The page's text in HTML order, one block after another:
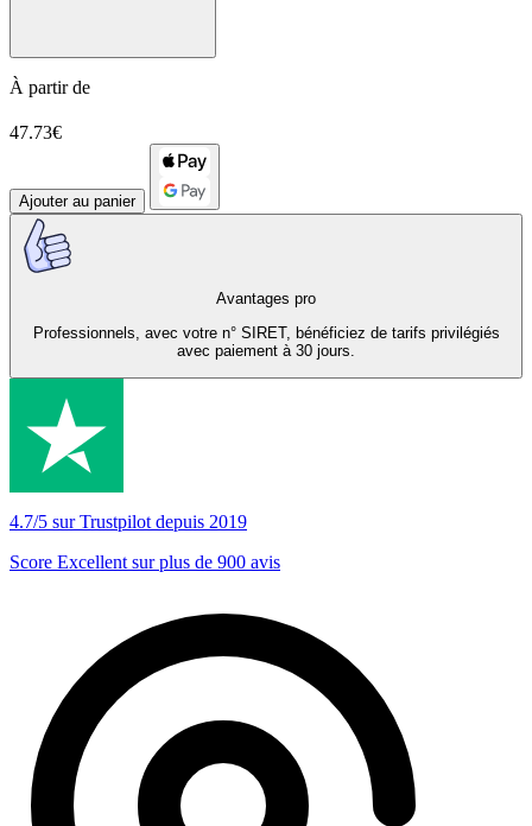
À partir de
47.73€
Ajouter au panier
Avantages pro
Professionnels, avec votre n° SIRET, bénéficiez de tarifs privilégiés
avec paiement à 30 jours.
4.7/5 sur Trustpilot depuis 2019
Score Excellent sur plus de 900 avis